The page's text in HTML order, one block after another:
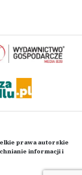
prawa autorskie
informacji i